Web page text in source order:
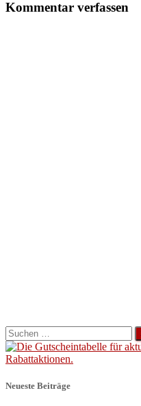
Kommentar verfassen
Suchen
nach:
Neueste Beiträge